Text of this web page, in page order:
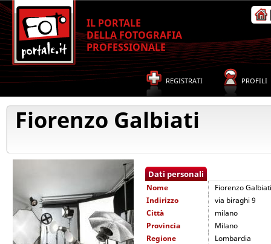
IL PORTALE
DELLA FOTOGRAFIA
PROFESSIONALE
REGISTRATI PROFILI
Fiorenzo Galbiati
Dati personali
Nome
Fiorenzo Galbiati
Indirizzo
via biraghi 9
Città
milano
Provincia
Milano
Regione
Lombardia